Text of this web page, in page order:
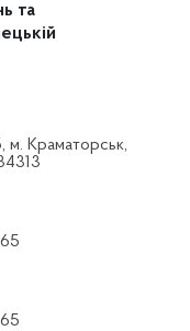
та
м. Краматорськ,